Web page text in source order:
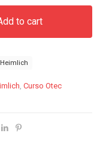
is:
to cart
Curso Otec